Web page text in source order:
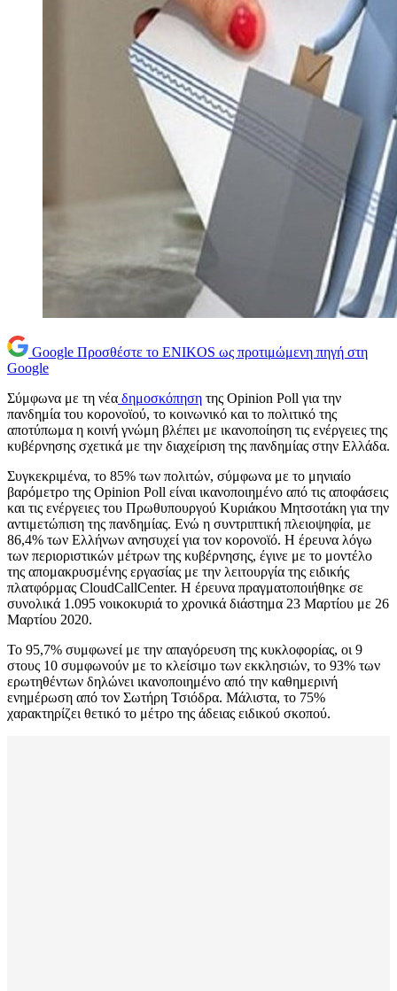
Google Προσθέστε το ENIKOS ως προτιμώμενη πηγή στη
Google
Σύμφωνα με τη νέα δημοσκόπηση της Opinion Poll για την
πανδημία του κορονοϊού, το κοινωνικό και το πολιτικό της
αποτύπωμα η κοινή γνώμη βλέπει με ικανοποίηση τις ενέργειες της
κυβέρνησης σχετικά με την διαχείριση της πανδημίας στην Ελλάδα.
Συγκεκριμένα, το 85% των πολιτών, σύμφωνα με το μηνιαίο
βαρόμετρο της Opinion Poll είναι ικανοποιημένο από τις αποφάσεις
και τις ενέργειες του Πρωθυπουργού Κυριάκου Μητσοτάκη για την
αντιμετώπιση της πανδημίας. Ενώ η συντριπτική πλειοψηφία, με
86,4% των Ελλήνων ανησυχεί για τον κορονοϊό. Η έρευνα λόγω
των περιοριστικών μέτρων της κυβέρνησης, έγινε με το μοντέλο
της απομακρυσμένης εργασίας με την λειτουργία της ειδικής
πλατφόρμας CloudCallCenter. Η έρευνα πραγματοποιήθηκε σε
συνολικά 1.095 νοικοκυριά το χρονικά διάστημα 23 Μαρτίου με 26
Μαρτίου 2020.
Το 95,7% συμφωνεί με την απαγόρευση της κυκλοφορίας, οι 9
στους 10 συμφωνούν με το κλείσιμο των εκκλησιών, το 93% των
ερωτηθέντων δηλώνει ικανοποιημένο από την καθημερινή
ενημέρωση από τον Σωτήρη Τσιόδρα. Μάλιστα, το 75%
χαρακτηρίζει θετικό το μέτρο της άδειας ειδικού σκοπού.